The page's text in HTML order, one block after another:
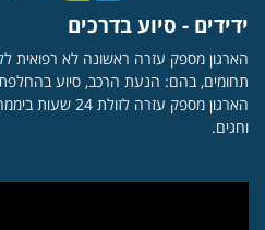
ידידים - סיוע בדרכים
הארגון מספק עזרה ראשונה לא רפואית
תחומים, בהם: הנעת הרכב, סיוע
הארגון מספק
וחגים.